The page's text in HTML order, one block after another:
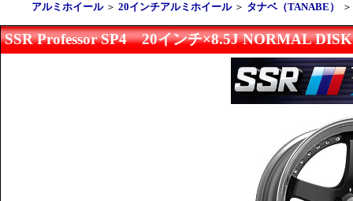
アルミホイール＞ 20インチアルミホイール＞ タナベ（TANABE）
SSR Professor SP4 20インチ×8.5J NORMAL